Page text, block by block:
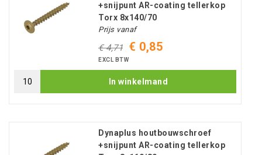
+snijpunt AR-coating tellerkop
Torx 8x140/70
Prijs vanaf
€ 4,71 € 0,85
EXCL BTW
In winkelmand
Dynaplus houtbouwschroef
+snijpunt AR-coating tellerkop